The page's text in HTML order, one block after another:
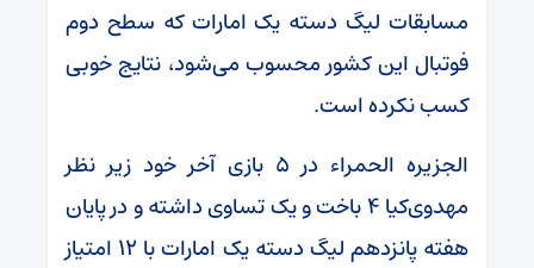
مسابقات لیگ دسته یک امارات که سطح دوم
فوتبال این کشور محسوب می‌شود، نتایج خوبی
کسب نکرده است.
الجزیره الحمراء در ۵ بازی آخر خود زیر نظر
مهدوی‌کیا ۴ باخت و یک تساوی داشته و در پایان
هفته پانزدهم لیگ دسته یک امارات با ۱۲ امتیاز